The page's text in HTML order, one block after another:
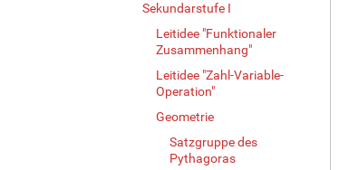
Sekundarstufe I
Leitidee "Funktionaler
Zusammenhang"
Leitidee "Zahl-Variable-
Operation"
Geometrie
Satzgruppe des
Pythagoras